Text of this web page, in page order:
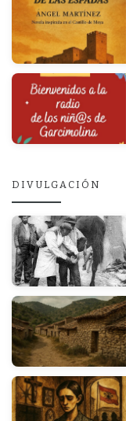
DIVULGACIÓN